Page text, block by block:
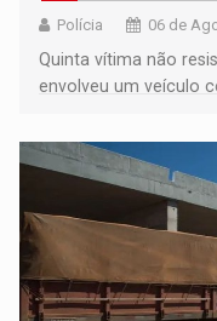
Polícia 06 de
Quinta vítima não
envolveu um veículo